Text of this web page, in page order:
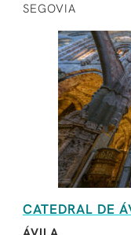
SEGOVIA
CATEDRAL DE